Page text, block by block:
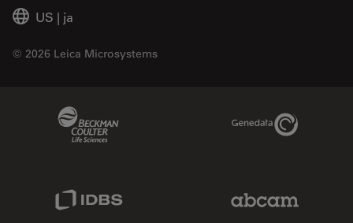
US | ja
© 2026 Leica Microsystems
Genedata Link